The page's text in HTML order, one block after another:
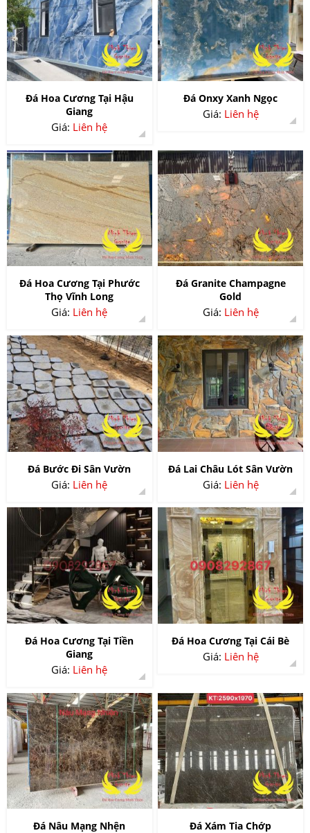
Đá Hoa Cương Tại Hậu
Giang
Giá: Liên hệ
Đá Onxy Xanh Ngọc
Giá: Liên hệ
Đá Hoa Cương Tại Phước
Thọ Vĩnh Long
Giá: Liên hệ
Đá Granite Champagne
Gold
Giá: Liên hệ
Đá Bước Đi Sân Vườn
Giá: Liên hệ
Đá Lai Châu Lót Sân Vườn
Giá: Liên hệ
Đá Hoa Cương Tại Tiền
Giang
Giá: Liên hệ
Đá Hoa Cương Tại Cái Bè
Giá: Liên hệ
Đá Nâu Mạng Nhện Đá Xám Tia Chớp